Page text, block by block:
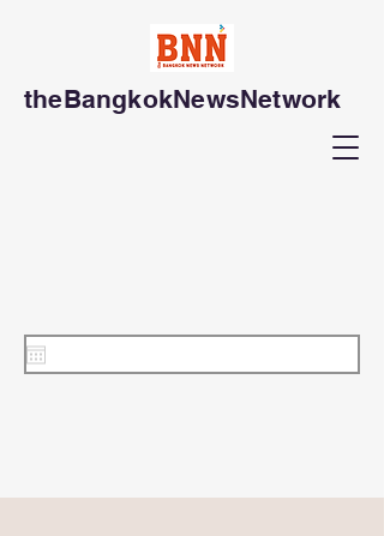
theBangkokNewsNetwork